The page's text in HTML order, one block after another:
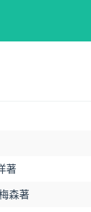
著
森著